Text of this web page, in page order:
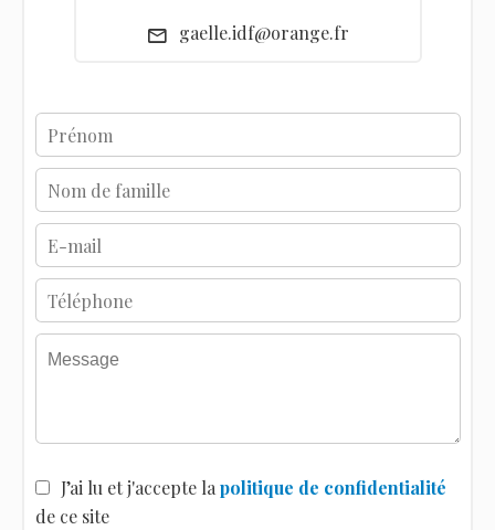
gaelle.idf@orange.fr
J’ai lu et j'accepte lapolitique de confidentialité
de ce site